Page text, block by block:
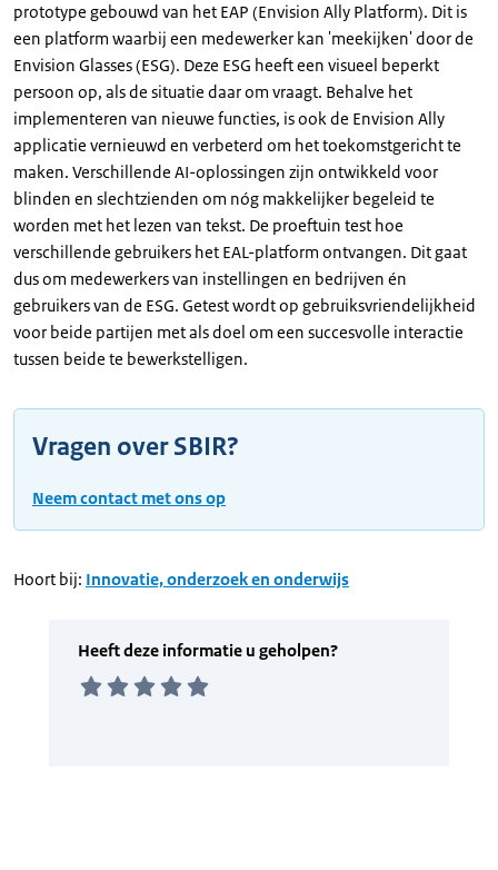
prototype gebouwd van het EAP (Envision Ally Platform). Dit is
een platform waarbij een medewerker kan 'meekijken' door de
Envision Glasses(ESG). Deze ESG heeft een visueel beperkt
persoon op, als de situatie daar om vraagt. Behalve het
implementeren van nieuwe functies, is ook de Envision Ally
applicatie vernieuwd en verbeterd om het toekomstgericht te
maken. Verschillende AI-oplossingen zijn ontwikkeld voor
blinden en slechtzienden om nóg makkelijker begeleid te
worden met het lezen van tekst. De proeftuin test hoe
verschillende gebruikers het EAL-platform ontvangen. Dit gaat
dus om medewerkers van instellingen en bedrijven én
gebruikers van de ESG. Getest wordt op gebruiksvriendelijkheid
voor beide partijen met als doel om een succesvolle interactie
tussen beide te bewerkstelligen.
Vragen over SBIR?
Neem contact met ons op
Hoort bij: Innovatie, onderzoek en onderwijs